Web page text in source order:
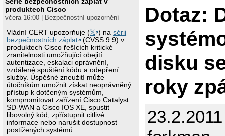
produktech Cisco
včera 16:00 | Bezpečnostní upozornění
Vládní CERT upozorňuje (𝕏 ) nasérii
bezpečnostních záplat
(CVSS 9.9) v
produktech Cisco řešících kritické
zranitelnosti umožňující obejití
autentizace, eskalaci oprávnění,
vzdálené spuštění kódu a odepření
služby. Úspěšné zneužití může
útočníkům umožnit získat neoprávněný
přístup k dotčeným systémům,
kompromitovat zařízení Cisco Catalyst
SD-WAN a Cisco IOS XE, spustit
libovolný kód, zpřístupnit citlivé
informace nebo narušit dostupnost
postižených systémů.
Dotaz:
disku
roky